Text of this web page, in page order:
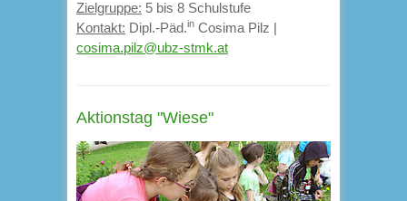
Zielgruppe: 5 bis 8 Schulstufe
Kontakt: Dipl.-Päd.in Cosima Pilz |
cosima.pilz@ubz-stmk.at
Aktionstag "Wiese"